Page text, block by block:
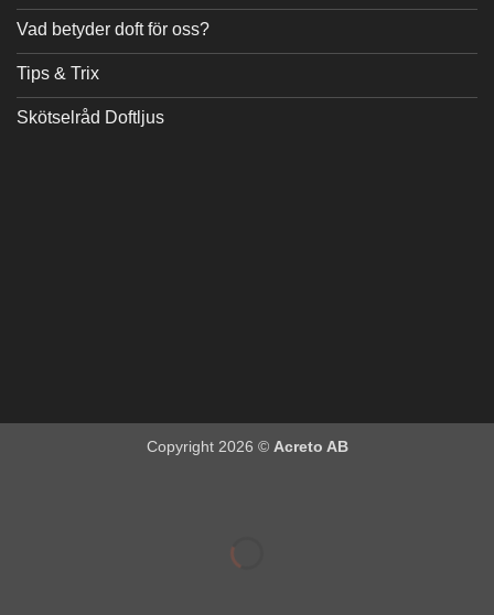
Vad betyder doft för oss?
Tips & Trix
Skötselråd Doftljus
Copyright 2026 © Acreto AB